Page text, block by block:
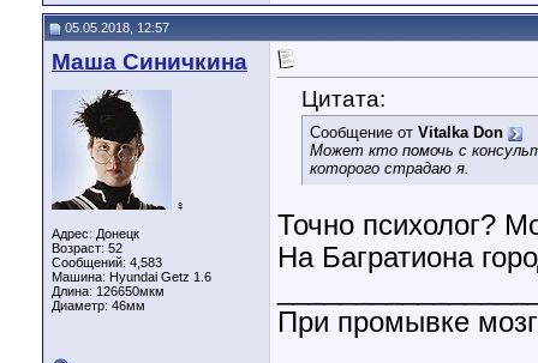
05.05.2018, 12:57
Маша Синичкина
♀
Адрес: Донецк
Возраст: 52
Сообщений: 4,583
Машина: Hyundai Getz 1.6
Длина: 126650мкм
Диаметр: 46мм
Цитата:
Сообщение от Vitalka Don
Может кто помочь с
которого страдаю я.
Точно психолог?
На Багратиона
При промывке